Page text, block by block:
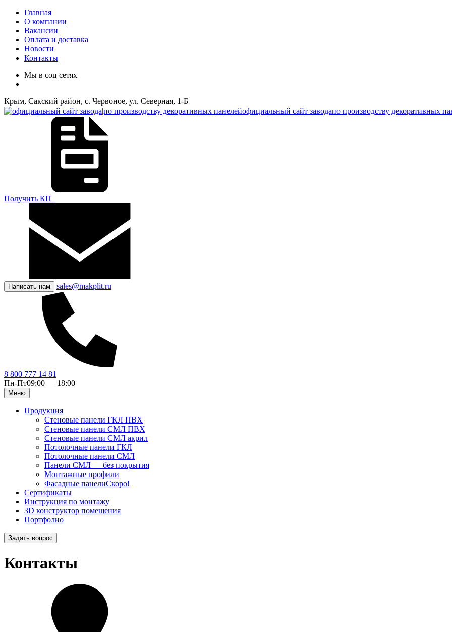
Главная
О компании
Вакансии
Оплата и доставка
Новости
Контакты
Мы в соц сетях
Крым, Сакский район, с. Червоное, ул. Северная, 1-Б
официальный сайт заводапо производству декоративных
Получить КП
Написать нам sales@makplit.ru
8 800 777 14 81
Пн-Пт09:00 — 18:00
Меню
Продукция
Стеновые панели ГКЛ ПВХ
Стеновые панели СМЛ ПВХ
Стеновые панели СМЛ акрил
Потолочные панели ГКЛ
Потолочные панели СМЛ
Панели СМЛ — без покрытия
Монтажные профили
Фасадные панелиСкоро!
Сертификаты
Инструкция по монтажу
3D конструктор помещения
Портфолио
Задать вопрос
Контакты